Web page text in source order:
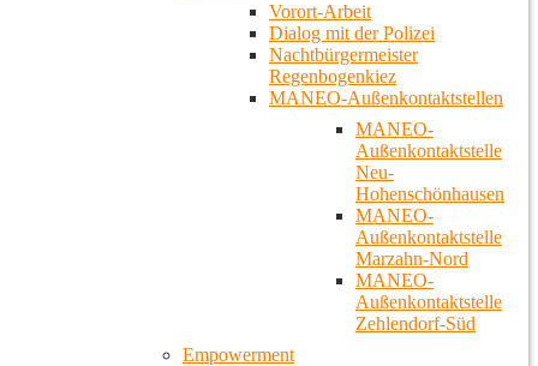
Vorort-Arbeit
Dialog mit der Polizei
Nachtbürgermeister
Regenbogenkiez
MANEO-Außenkontaktstellen
MANEO-
Außenkontaktstelle
Neu-
Hohenschönhausen
MANEO-
Außenkontaktstelle
Marzahn-Nord
MANEO-
Außenkontaktstelle
Zehlendorf-Süd
Empowerment